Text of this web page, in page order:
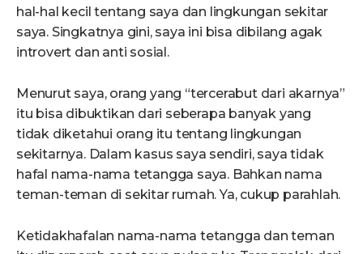
hal-hal kecil tentang saya dan lingkungan sekitar
saya. Singkatnya gini, saya ini bisa dibilang agak
introvert dan anti sosial.
Menurut saya, orang yang “tercerabut dari akarnya”
itu bisa dibuktikan dari seberapa banyak yang
tidak diketahui orang itu tentang lingkungan
sekitarnya. Dalam kasus saya sendiri, saya tidak
hafal nama-nama tetangga saya. Bahkan nama
teman-teman di sekitar rumah. Ya, cukup parahlah.
Ketidakhafalan nama-nama tetangga dan teman